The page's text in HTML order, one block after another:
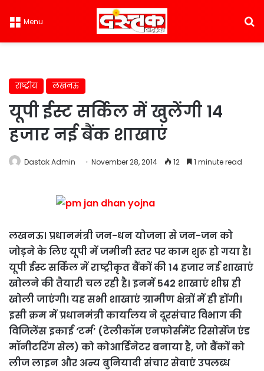
Menu
राष्ट्रीय लखनऊ
यूपी ईस्ट सर्किल में खुलेंगी 14
हजार नई बैंक शाखाएं
Dastak Admin November 28, 2014 12 1 minute read
लखनऊ। प्रधानमंत्री जन-धन योजना से जन-जन को
जोड़ने के लिए यूपी में जमीनी स्तर पर काम शुरू हो गया है।
यूपी ईस्ट सर्किल में राष्ट्रीकृत बैंकों की 14 हजार नई शाखाएं
खोलने की तैयारी चल रही है। इनमें 542 शाखाएं शीघ्र ही
खोली जाएंगी। यह सभी शाखाएं ग्रामीण क्षेत्रों में ही होंगी।
इसी क्रम में प्रधानमंत्री कार्यालय ने दूरसंचार विभाग की
विजिलेंस इकाई ‘टर्म’ (टेलीकॉम एनफोर्समेंट रिसोर्सेज एंड
मॉनीटरिंग सेल) को कोआर्डिनेटर बनाया है, जो बैंकों को
लीज लाइन और अन्य बुनियादी संचार सेवाएं उपलब्ध